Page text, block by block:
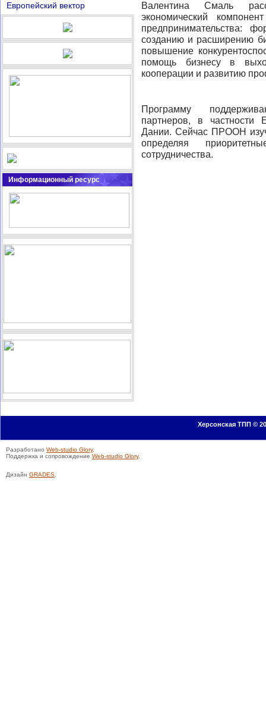
Европейский вектор
Информационный ресурс
Валентина Смаль
экономический
предпринимательства:
созданию и расширению
повышение
помощь бизнесу в
кооперации и развитию
Программу
партнеров, в частности
Дании. Сейчас ПРООН
определяя
сотрудничества.
Херсонская ТПП ©
Разработано Web-studio Glory.
Поддержка и сопровождение Web-studio Glory.
Дизайн GRADES